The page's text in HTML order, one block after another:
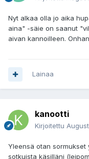
Nyt alkaa olla jo aika
aina" -säie on saanut
aivan kannoilleen.
Lainaa
kanootti
Kirjoitettu
Yleensä otan sormukset
sotkuista käsilläni